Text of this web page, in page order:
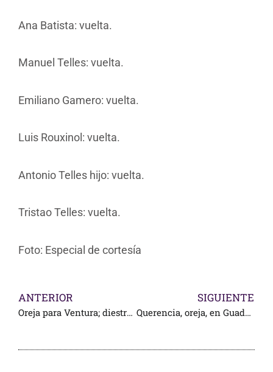
Ana Batista: vuelta.
Manuel Telles: vuelta.
Emiliano Gamero: vuelta.
Luis Rouxinol: vuelta.
Antonio Telles hijo: vuelta.
Tristao Telles: vuelta.
Foto: Especial de cortesía
ANTERIOR
Oreja para Ventura; diestros de a pie, a hombros
SIGUIENTE
Querencia, oreja, en Guadalajara